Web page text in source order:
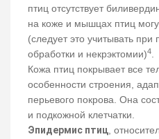
птиц отсутствует
на коже и мышцах птиц
(следует это учитывать при
обработки и некрэктомии)4
Кожа птиц покрывает все
особенности строения,
перьевого покрова. Она
и подкожной клетчатки.
Эпидермис птиц ,